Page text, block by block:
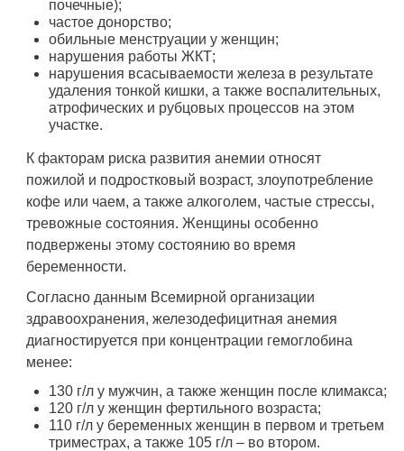
почечные);
частое донорство;
обильные менструации у женщин;
нарушения работы ЖКТ;
нарушения всасываемости железа в результате
удаления тонкой кишки, а также воспалительных,
атрофических и рубцовых процессов на этом
участке.
К факторам риска развития анемии относят
пожилой и подростковый возраст, злоупотребление
кофе или чаем, а также алкоголем, частые стрессы,
тревожные состояния. Женщины особенно
подвержены этому состоянию во время
беременности.
Согласно данным Всемирной организации
здравоохранения, железодефицитная анемия
диагностируется при концентрации гемоглобина
менее:
130 г/л у мужчин, а также женщин после климакса;
120 г/л у женщин фертильного возраста;
110 г/л у беременных женщин в первом и третьем
триместрах, а также 105 г/л – во втором.